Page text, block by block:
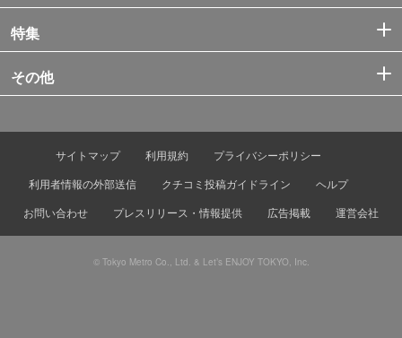
特集
その他
サイトマップ 利用規約
プライバシーポリシー
利用者情報の外部送信
クチコミ投稿ガイドライン
ヘルプ
お問い合わせ
プレスリリース・情報提供 広告掲載 運営会社
© Tokyo Metro Co., Ltd. & Let’s ENJOY TOKYO, Inc.